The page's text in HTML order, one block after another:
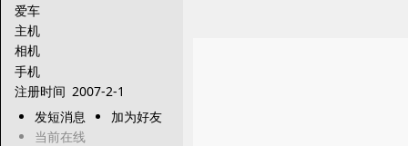
爱车
主机
相机
手机
注册时间 2007-2-1
发短消息
加为好友
当前在线